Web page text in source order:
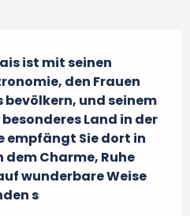
ist mit seinen
den Frauen
bevölkern, und seinem
Land in der
empfängt Sie dort in
Charme, Ruhe
wunderbare Weise
s